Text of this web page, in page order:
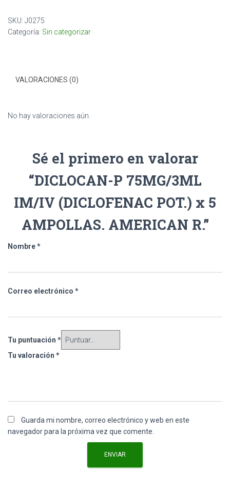
SKU: J0275
Categoría: Sin categorizar
VALORACIONES (0)
No hay valoraciones aún.
Sé el primero en valorar
“DICLOCAN-P 75MG/3ML
IM/IV (DICLOFENAC POT.) x 5
AMPOLLAS. AMERICAN R.”
Nombre*
Correo electrónico *
Tu puntuación *
Tu valoración *
Guarda mi nombre, correo electrónico y web en este
navegador para la próxima vez que comente.